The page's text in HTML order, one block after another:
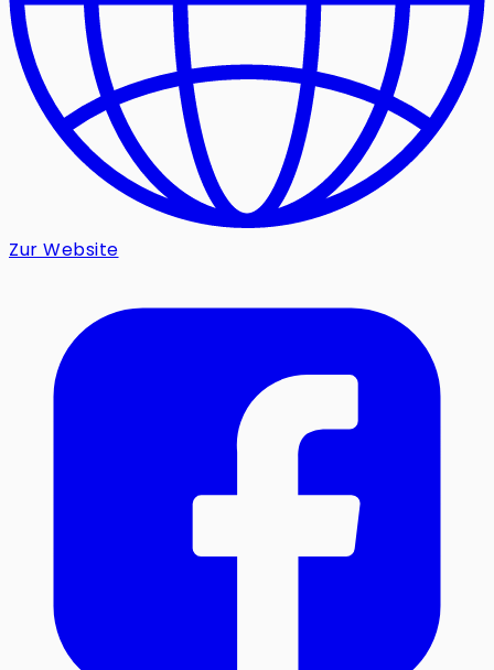
Zur Website